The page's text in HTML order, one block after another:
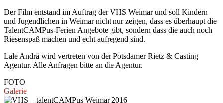
Der Film entstand im Auftrag der VHS Weimar und soll Kindern
und Jugendlichen in Weimar nicht nur zeigen, dass es überhaupt die
TalentCAMPus-Ferien Angebote gibt, sondern dass die auch noch
Riesenspaß machen und echt aufregend sind.
Lale Andrä wird vertreten von der Potsdamer Rietz & Casting
Agentur. Alle Anfragen bitte an die Agentur.
FOTO
Galerie